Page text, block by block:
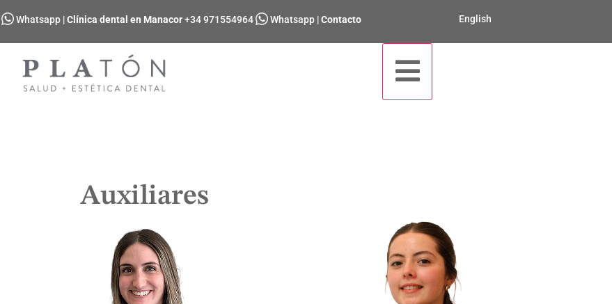
Whatsapp |Clínica dental en Manacor +34 971554964 Whatsapp |Contacto English
Auxiliares